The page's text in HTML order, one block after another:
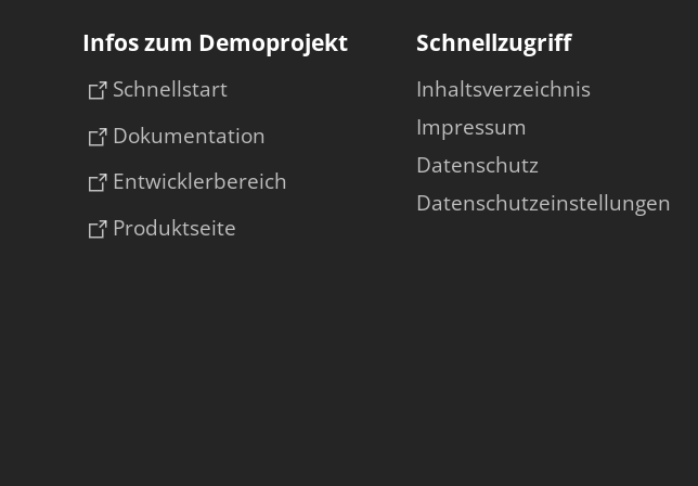
Infos zum Demoprojekt
Schnellstart
Dokumentation
Entwicklerbereich
Produktseite
Schnellzugriff
Inhaltsverzeichnis
Impressum
Datenschutz
Datenschutzeinstellungen